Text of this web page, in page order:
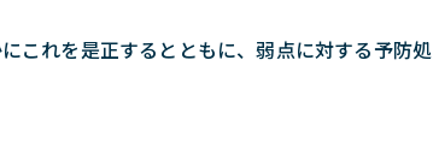
これを是正するとともに、弱点に対する予防処